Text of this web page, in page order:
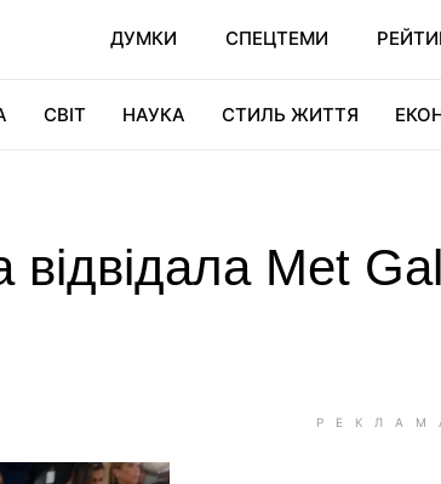
ДУМКИ СПЕЦТЕМИ
СВІТ НАУКА СТИЛЬ ЖИТТЯ
відвідала Met